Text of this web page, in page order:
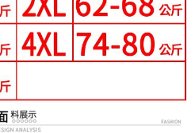
人資料，並將交易相關給付款項請求債
以下網址：
代理人或監護人之同意方可使用
辦者引起之損失，本公司不負相關責
)免運費
)免運費